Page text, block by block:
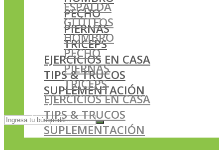
PECHO
PIERNAS
TRICEPS
EJERCICIOS EN CASA
TIPS & TRUCOS
SUPLEMENTACIÓN
ESPALDA
GLÚTEOS
HOMBRO
PECHO
PIERNAS
TRICEPS
EJERCICIOS EN CASA
TIPS & TRUCOS
SUPLEMENTACIÓN